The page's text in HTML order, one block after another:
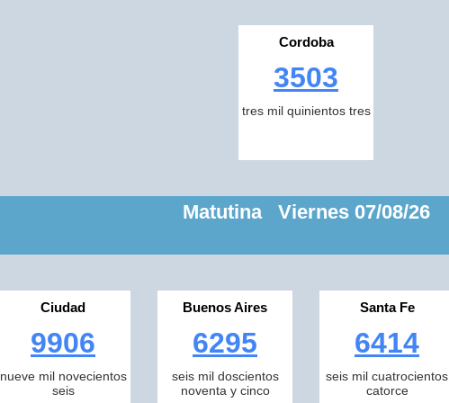
Cordoba
3503
tres mil quinientos tres
Matutina Viernes 07/08/26
Ciudad
9906
nueve mil novecientos
seis
Buenos Aires
6295
seis mil doscientos
noventa y cinco
Santa Fe
6414
seis mil cuatrocientos
catorce